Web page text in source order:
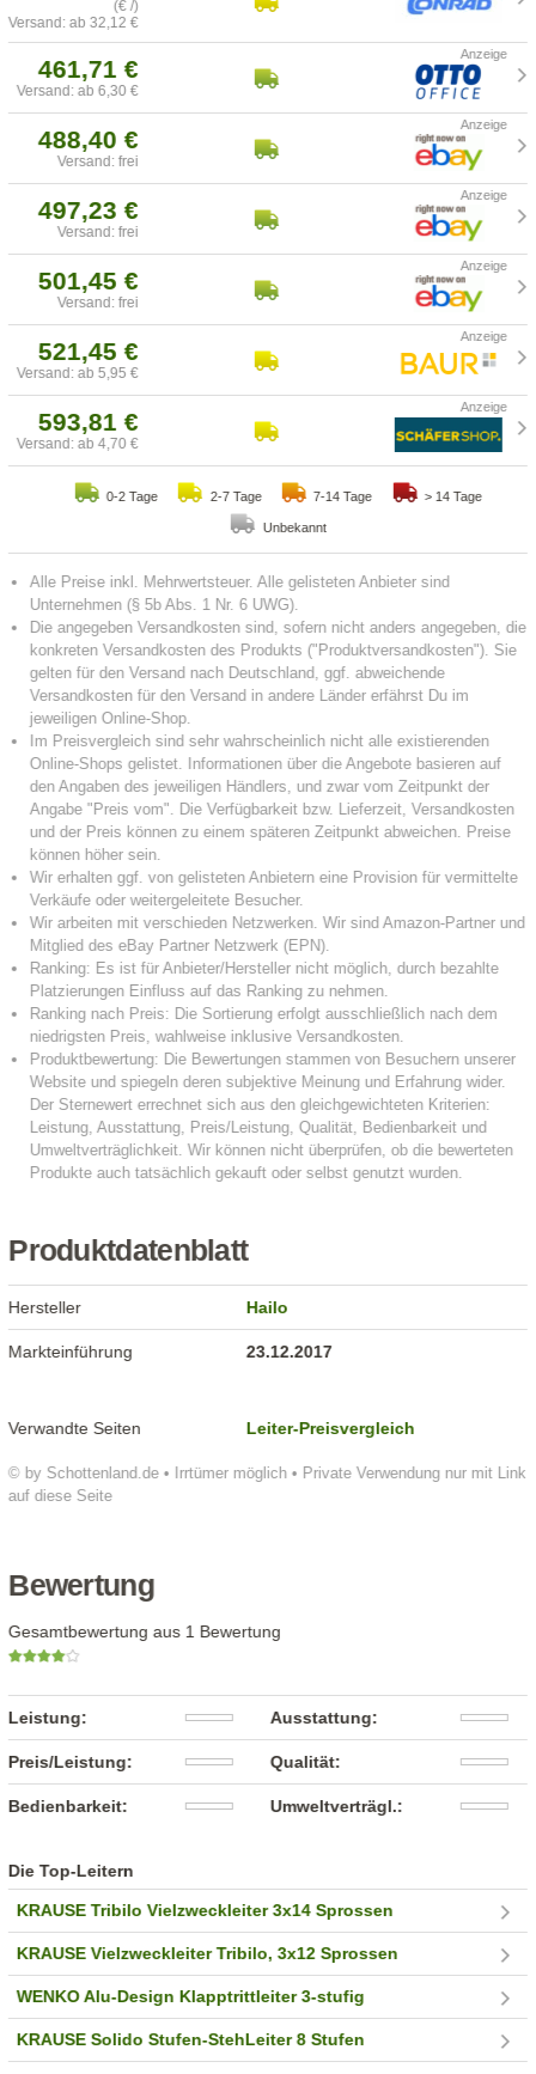
(€ /)
Versand: ab 32,12 €
461,71 €
Versand: ab 6,30 €
488,40 €
Versand: frei
497,23 €
Versand: frei
501,45 €
Versand: frei
521,45 €
Versand: ab 5,95 €
593,81 €
Versand: ab 4,70 €
0-2 Tage 2-7 Tage 7-14 Tage > 14 Tage
Unbekannt
Produktdatenblatt
© by Schottenland.de • Irrtümer möglich • Private Verwendung nur mit Link
auf diese Seite
Hersteller Hailo
Markteinführung 23.12.2017
Verwandte Seiten Leiter-Preisvergleich
Bewertung
Gesamtbewertung aus 1 Bewertung
Leistung: Ausstattung:
Preis/Leistung: Qualität:
Bedienbarkeit: Umweltverträgl.:
Die Top-Leitern
KRAUSE Tribilo Vielzweckleiter 3x14 Sprossen
KRAUSE Vielzweckleiter Tribilo, 3x12 Sprossen
WENKO Alu-Design Klapptrittleiter 3-stufig
KRAUSE Solido Stufen-StehLeiter 8 Stufen